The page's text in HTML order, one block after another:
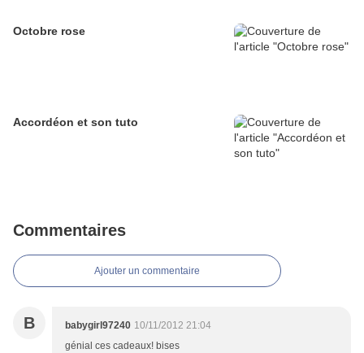
Octobre rose
Accordéon et son tuto
Commentaires
Ajouter un commentaire
B babygirl97240 10/11/2012 21:04
génial ces cadeaux! bises